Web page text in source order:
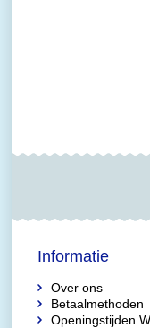
Informatie
Over ons
Betaalmethoden
Openingstijden